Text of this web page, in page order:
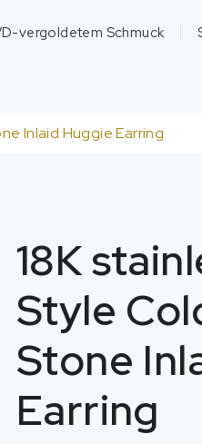
vergoldetem Schmuck
Inlaid Huggie Earring
18K
Style
Stone
Earring